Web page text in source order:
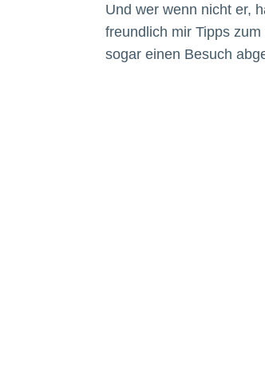
Und wer wenn nicht er,
freundlich mir Tipps
sogar einen Besuch